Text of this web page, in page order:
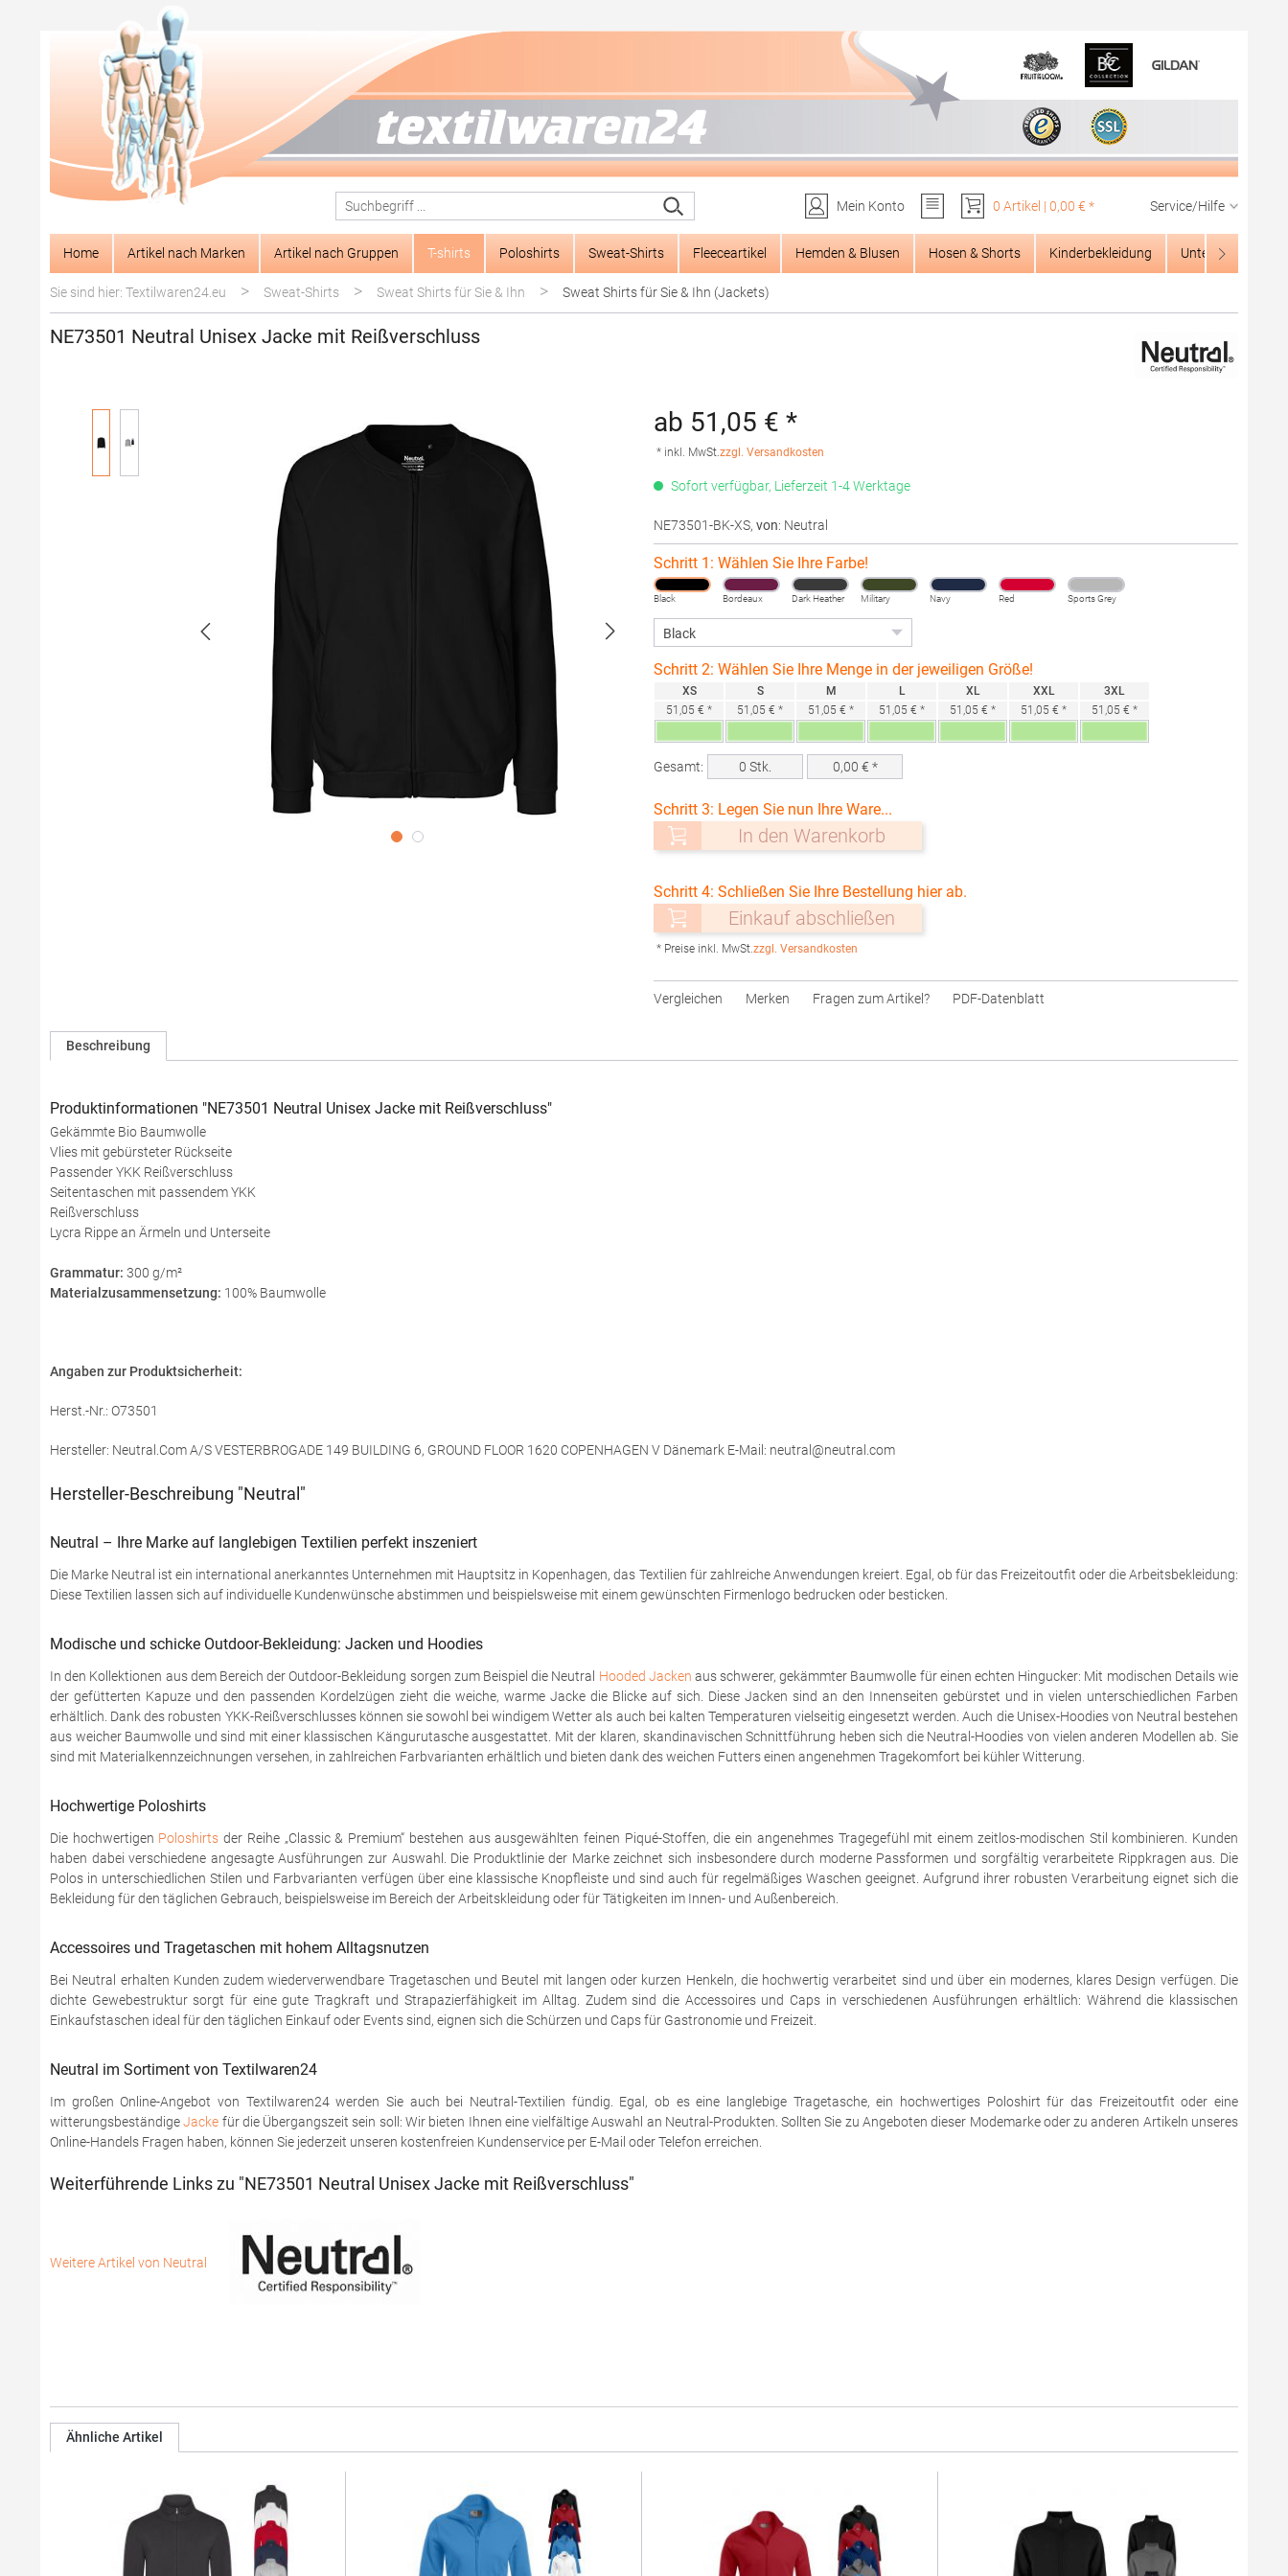
Zur Hauptnavigation springen
Mein Konto
0 Artikel | 0,00 € * Service/Hilfe
Home Artikel nach Marken Artikel nach Gruppen T-shirts Poloshirts Sweat-Shirts Fleeceartikel Hemden & Blusen Hosen & Shorts Kinderbekleidung Unterwäsche
Sie sind hier: Textilwaren24.eu > Sweat-Shirts > Sweat Shirts für Sie & Ihn > Sweat Shirts für Sie & Ihn (Jackets)
NE73501 Neutral Unisex Jacke mit Reißverschluss
ab 51,05 € *
* inkl. MwSt.zzgl. Versandkosten
Sofort verfügbar, Lieferzeit 1-4 Werktage
NE73501-BK-XS, von: Neutral
Schritt 1: Wählen Sie Ihre Farbe!
Black Bordeaux Dark Heather Military Navy Red Sports Grey
Schritt 2: Wählen Sie Ihre Menge in der jeweiligen Größe!
XS
51,05 € *
S
51,05 € *
M
51,05 € *
L
51,05 € *
XL
51,05 € *
XXL
51,05 € *
3XL
51,05 € *
Gesamt: 0 Stk. 0,00 € *
Schritt 3: Legen Sie nun Ihre Ware...
In den Warenkorb
Schritt 4: Schließen Sie Ihre Bestellung hier ab.
Einkauf abschließen
* Preise inkl. MwSt.zzgl. Versandkosten
Vergleichen Merken Fragen zum Artikel? PDF-Datenblatt
Beschreibung
Produktinformationen "NE73501 Neutral Unisex Jacke mit Reißverschluss"
Gekämmte Bio Baumwolle
Vlies mit gebürsteter Rückseite
Passender YKK Reißverschluss
Seitentaschen mit passendem YKK
Reißverschluss
Lycra Rippe an Ärmeln und Unterseite
Grammatur: 300 g/m²
Materialzusammensetzung: 100% Baumwolle
Angaben zur Produktsicherheit:
Herst.-Nr.: O73501
Hersteller: Neutral.Com A/S VESTERBROGADE 149 BUILDING 6, GROUND FLOOR 1620 COPENHAGEN V Dänemark E-Mail: neutral@neutral.com
Hersteller-Beschreibung "Neutral"
Neutral – Ihre Marke auf langlebigen Textilien perfekt inszeniert
Die Marke Neutral ist ein international anerkanntes Unternehmen mit Hauptsitz in Kopenhagen, das Textilien für zahlreiche Anwendungen kreiert. Egal, ob für das Freizeitoutfit oder die Arbeitsbekleidung:
Diese Textilien lassen sich auf individuelle Kundenwünsche abstimmen und beispielsweise mit einem gewünschten Firmenlogo bedrucken oder besticken.
Modische und schicke Outdoor-Bekleidung: Jacken und Hoodies
In den Kollektionen aus dem Bereich der Outdoor-Bekleidung sorgen zum Beispiel die Neutral Hooded Jacken aus schwerer, gekämmter Baumwolle für einen echten Hingucker: Mit modischen Details wie
der gefütterten Kapuze und den passenden Kordelzügen zieht die weiche, warme Jacke die Blicke auf sich. Diese Jacken sind an den Innenseiten gebürstet und in vielen unterschiedlichen Farben
erhältlich. Dank des robusten YKK-Reißverschlusses können sie sowohl bei windigem Wetter als auch bei kalten Temperaturen vielseitig eingesetzt werden. Auch die Unisex-Hoodies von Neutral bestehen
aus weicher Baumwolle und sind mit einer klassischen Kängurutasche ausgestattet. Mit der klaren, skandinavischen Schnittführung heben sich die Neutral-Hoodies von vielen anderen Modellen ab. Sie
sind mit Materialkennzeichnungen versehen, in zahlreichen Farbvarianten erhältlich und bieten dank des weichen Futters einen angenehmen Tragekomfort bei kühler Witterung.
Hochwertige Poloshirts
Die hochwertigen Poloshirts der Reihe „Classic & Premium“ bestehen aus ausgewählten feinen Piqué-Stoffen, die ein angenehmes Tragegefühl mit einem zeitlos-modischen Stil kombinieren. Kunden
haben dabei verschiedene angesagte Ausführungen zur Auswahl. Die Produktlinie der Marke zeichnet sich insbesondere durch moderne Passformen und sorgfältig verarbeitete Rippkragen aus. Die
Polos in unterschiedlichen Stilen und Farbvarianten verfügen über eine klassische Knopfleiste und sind auch für regelmäßiges Waschen geeignet. Aufgrund ihrer robusten Verarbeitung eignet sich die
Bekleidung für den täglichen Gebrauch, beispielsweise im Bereich der Arbeitskleidung oder für Tätigkeiten im Innen- und Außenbereich.
Accessoires und Tragetaschen mit hohem Alltagsnutzen
Bei Neutral erhalten Kunden zudem wiederverwendbare Tragetaschen und Beutel mit langen oder kurzen Henkeln, die hochwertig verarbeitet sind und über ein modernes, klares Design verfügen. Die
dichte Gewebestruktur sorgt für eine gute Tragkraft und Strapazierfähigkeit im Alltag. Zudem sind die Accessoires und Caps in verschiedenen Ausführungen erhältlich: Während die klassischen
Einkaufstaschen ideal für den täglichen Einkauf oder Events sind, eignen sich die Schürzen und Caps für Gastronomie und Freizeit.
Neutral im Sortiment von Textilwaren24
Im großen Online-Angebot von Textilwaren24 werden Sie auch bei Neutral-Textilien fündig. Egal, ob es eine langlebige Tragetasche, ein hochwertiges Poloshirt für das Freizeitoutfit oder eine
witterungsbeständigeJacke für die Übergangszeit sein soll: Wir bieten Ihnen eine vielfältige Auswahl an Neutral-Produkten. Sollten Sie zu Angeboten dieser Modemarke oder zu anderen Artikeln unseres
Online-Handels Fragen haben, können Sie jederzeit unseren kostenfreien Kundenservice per E-Mail oder Telefon erreichen.
Weiterführende Links zu "NE73501 Neutral Unisex Jacke mit Reißverschluss"
Weitere Artikel von Neutral
Ähnliche Artikel